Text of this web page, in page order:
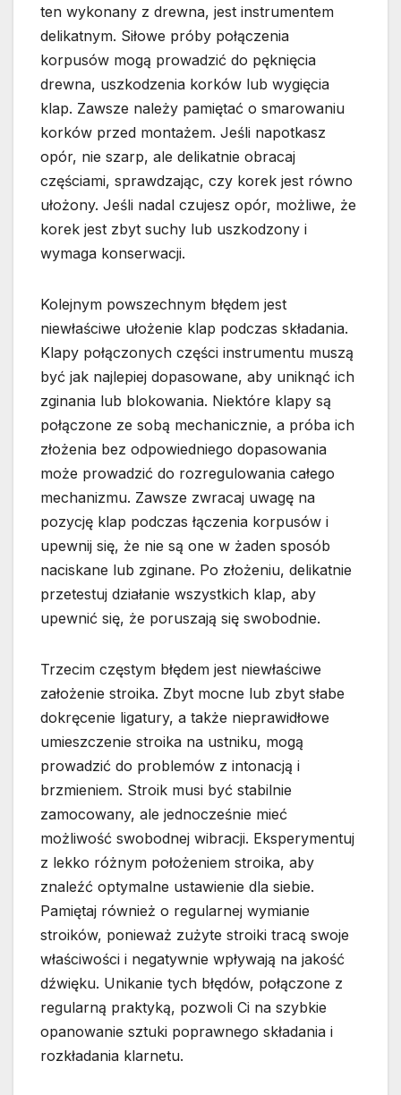
ten wykonany z drewna, jest instrumentem
delikatnym. Siłowe próby połączenia
korpusów mogą prowadzić do pęknięcia
drewna, uszkodzenia korków lub wygięcia
klap. Zawsze należy pamiętać o smarowaniu
korków przed montażem. Jeśli napotkasz
opór, nie szarp, ale delikatnie obracaj
częściami, sprawdzając, czy korek jest równo
ułożony. Jeśli nadal czujesz opór, możliwe, że
korek jest zbyt suchy lub uszkodzony i
wymaga konserwacji.
Kolejnym powszechnym błędem jest
niewłaściwe ułożenie klap podczas składania.
Klapy połączonych części instrumentu muszą
być jak najlepiej dopasowane, aby uniknąć ich
zginania lub blokowania. Niektóre klapy są
połączone ze sobą mechanicznie, a próba ich
złożenia bez odpowiedniego dopasowania
może prowadzić do rozregulowania całego
mechanizmu. Zawsze zwracaj uwagę na
pozycję klap podczas łączenia korpusów i
upewnij się, że nie są one w żaden sposób
naciskane lub zginane. Po złożeniu, delikatnie
przetestuj działanie wszystkich klap, aby
upewnić się, że poruszają się swobodnie.
Trzecim częstym błędem jest niewłaściwe
założenie stroika. Zbyt mocne lub zbyt słabe
dokręcenie ligatury, a także nieprawidłowe
umieszczenie stroika na ustniku, mogą
prowadzić do problemów z intonacją i
brzmieniem. Stroik musi być stabilnie
zamocowany, ale jednocześnie mieć
możliwość swobodnej wibracji. Eksperymentuj
z lekko różnym położeniem stroika, aby
znaleźć optymalne ustawienie dla siebie.
Pamiętaj również o regularnej wymianie
stroików, ponieważ zużyte stroiki tracą swoje
właściwości i negatywnie wpływają na jakość
dźwięku. Unikanie tych błędów, połączone z
regularną praktyką, pozwoli Ci na szybkie
opanowanie sztuki poprawnego składania i
rozkładania klarnetu.